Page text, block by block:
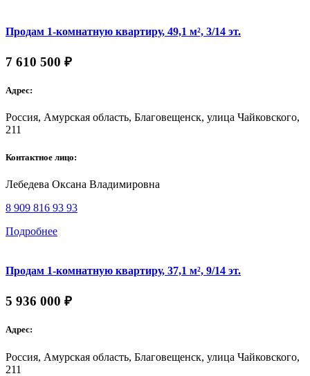
Продам 1-комнатную квартиру, 49,1 м², 3/14 эт.
7 610 500 ₽
Адрес:
Россия, Амурская область, Благовещенск, улица Чайковского,
211
Контактное лицо:
Лебедева Оксана Владимировна
8 909 816 93 93
Подробнее
Продам 1-комнатную квартиру, 37,1 м², 9/14 эт.
5 936 000 ₽
Адрес:
Россия, Амурская область, Благовещенск, улица Чайковского,
211